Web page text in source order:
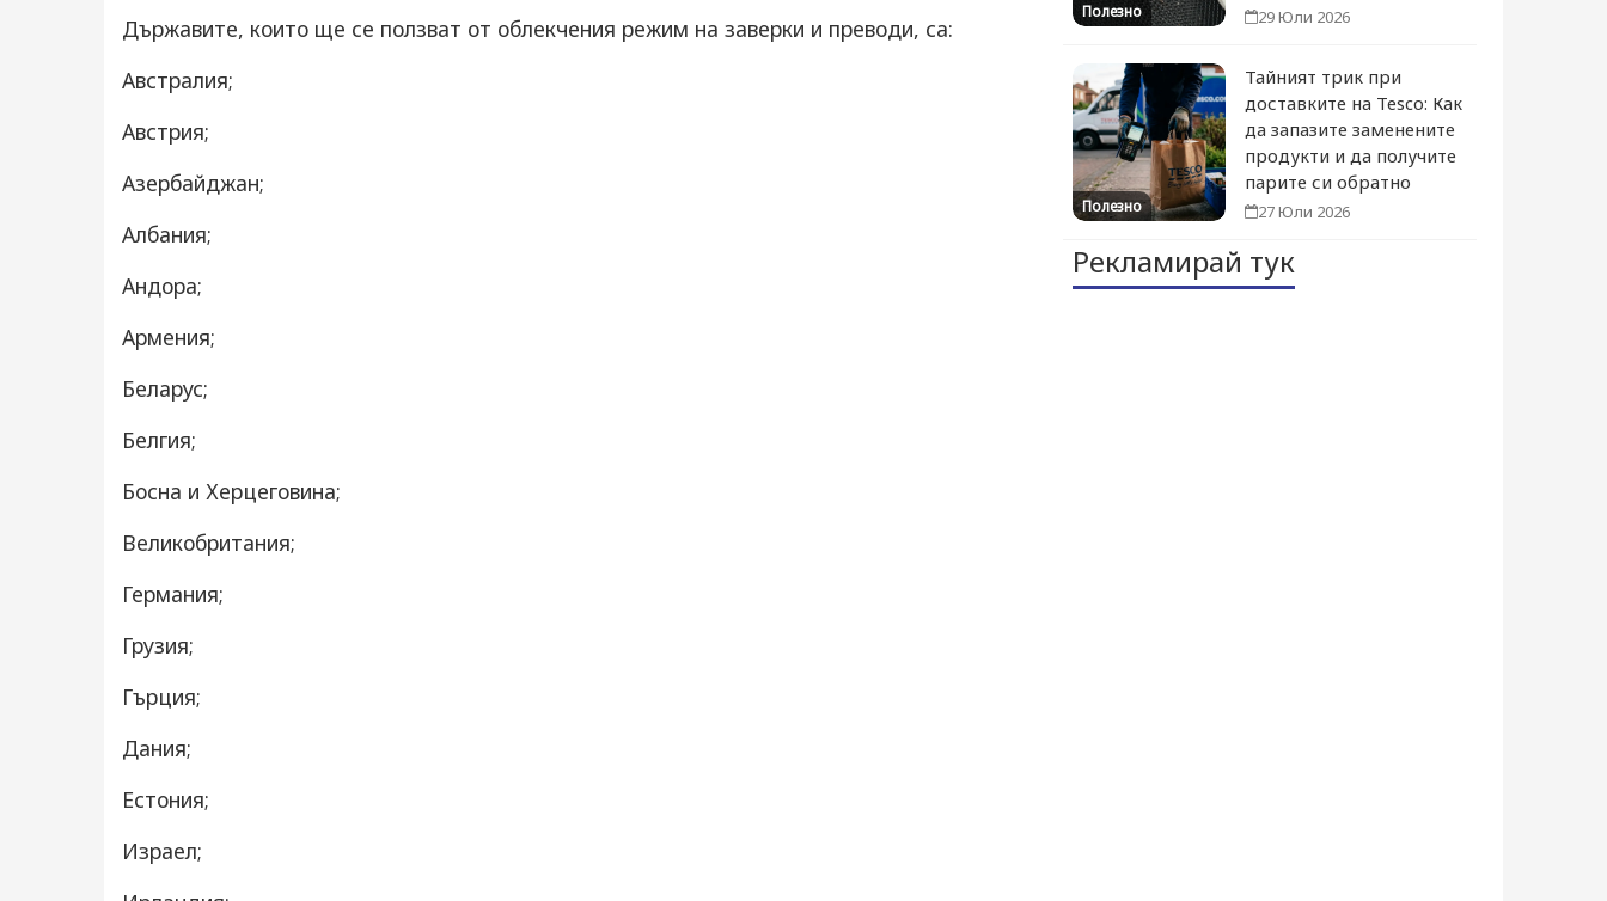
Държавите, които ще се ползват от облекчения режим на заверки и преводи, са:
Австралия;
Австрия;
Азербайджан;
Албания;
Андора;
Армения;
Беларус;
Белгия;
Босна и Херцеговина;
Великобритания;
Германия;
Грузия;
Гърция;
Дания;
Естония;
Израел;
Полезно 29 Юли 2026
Полезно
Тайният трик при
доставките на Tesco: Как
да запазите заменените
продукти и да получите
парите си обратно
27 Юли 2026
Рекламирай тук